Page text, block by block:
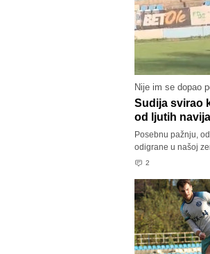
Nije im se dopao
Sudija svirao
od ljutih
Posebnu pažnju,
odigrane u našoj
2